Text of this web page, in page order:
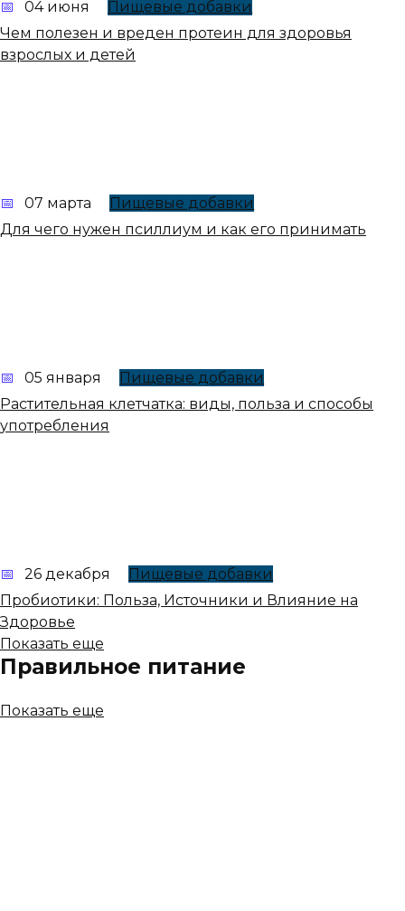
04 июня
Пищевые добавки
Чем полезен и вреден протеин для здоровья
взрослых и детей
07 марта
Пищевые добавки
Для чего нужен псиллиум и как его принимать
05 января
Пищевые добавки
Растительная клетчатка: виды, польза и способы
употребления
26 декабря
Пищевые добавки
Пробиотики: Польза, Источники и Влияние на
Здоровье
Показать еще
Правильное питание
Показать еще